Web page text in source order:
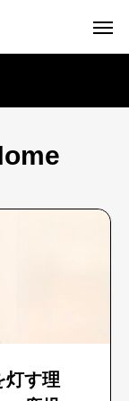
灯す理